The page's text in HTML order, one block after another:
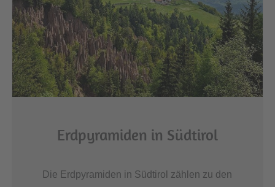
Erdpyramiden in Südtirol
Die Erdpyramiden in Südtirol zählen zu den